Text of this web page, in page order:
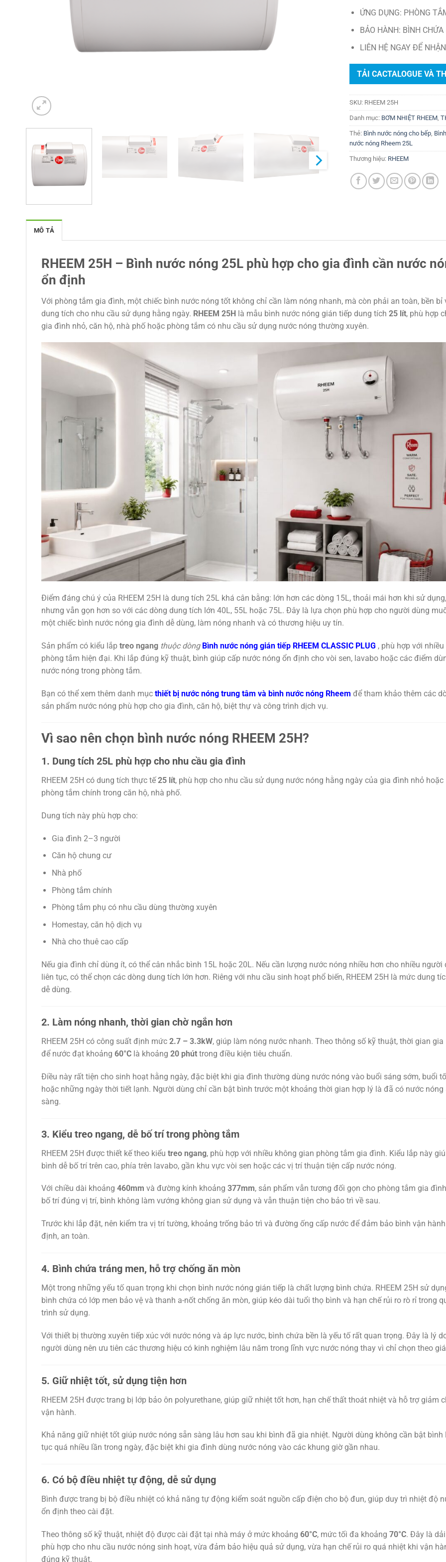
ỨNG DỤNG: PHÒNG
BẢO HÀNH: BÌNH
LIÊN HỆ NGAY ĐỂ
TẢI CACTALOGUE VÀ
SKU: RHEEM 25H
Danh mục: BƠM NHIỆT RHEEM,
Thẻ: Bình nước nóng cho bếp,
nước nóng Rheem 25L
Thương hiệu: RHEEM
MÔ TẢ
RHEEM 25H – Bình nước nóng 25L phù hợp cho gia đình cần nước
ổn định
Với phòng tắm gia đình, một chiếc bình nước nóng tốt không chỉ cần làm nóng nhanh, mà còn phải an toàn, bền bỉ
dung tích cho nhu cầu sử dụng hằng ngày. RHEEM 25H là mẫu bình nước nóng gián tiếp dung tích 25 lít, phù hợp
gia đình nhỏ, căn hộ, nhà phố hoặc phòng tắm có nhu cầu sử dụng nước nóng thường xuyên.
Điểm đáng chú ý của RHEEM 25H là dung tích 25L khá cân bằng: lớn hơn các dòng 15L, thoải mái hơn khi sử dụng,
nhưng vẫn gọn hơn so với các dòng dung tích lớn 40L, 55L hoặc 75L. Đây là lựa chọn phù hợp cho người dùng
một chiếc bình nước nóng gia đình dễ dùng, làm nóng nhanh và có thương hiệu uy tín.
Sản phẩm có kiểu lắp treo ngang thuộc dòng Bình nước nóng gián tiếp RHEEM CLASSIC PLUG , phù hợp với nhiều
phòng tắm hiện đại. Khi lắp đúng kỹ thuật, bình giúp cấp nước nóng ổn định cho vòi sen, lavabo hoặc các điểm
nước nóng trong phòng tắm.
Bạn có thể xem thêm danh mục thiết bị nước nóng trung tâm và bình nước nóng Rheem để tham khảo thêm các
sản phẩm nước nóng phù hợp cho gia đình, căn hộ, biệt thự và công trình dịch vụ.
Vì sao nên chọn bình nước nóng RHEEM 25H?
1. Dung tích 25L phù hợp cho nhu cầu gia đình
RHEEM 25H có dung tích thực tế25 lít, phù hợp cho nhu cầu sử dụng nước nóng hằng ngày của gia đình nhỏ hoặc
phòng tắm chính trong căn hộ, nhà phố.
Dung tích này phù hợp cho:
Gia đình 2–3 người
Căn hộ chung cư
Nhà phố
Phòng tắm chính
Phòng tắm phụ có nhu cầu dùng thường xuyên
Homestay, căn hộ dịch vụ
Nhà cho thuê cao cấp
Nếu gia đình chỉ dùng ít, có thể cân nhắc bình 15L hoặc 20L. Nếu cần lượng nước nóng nhiều hơn cho nhiều người
liên tục, có thể chọn các dòng dung tích lớn hơn. Riêng với nhu cầu sinh hoạt phổ biến, RHEEM 25H là mức dung
dễ dùng.
2. Làm nóng nhanh, thời gian chờ ngắn hơn
RHEEM 25H có công suất định mức 2.7 – 3.3kW, giúp làm nóng nước nhanh. Theo thông số kỹ thuật, thời gian gia
để nước đạt khoảng 60°C là khoảng 20 phút trong điều kiện tiêu chuẩn.
Điều này rất tiện cho sinh hoạt hằng ngày, đặc biệt khi gia đình thường dùng nước nóng vào buổi sáng sớm, buổi
hoặc những ngày thời tiết lạnh. Người dùng chỉ cần bật bình trước một khoảng thời gian hợp lý là đã có nước nóng
sàng.
3. Kiểu treo ngang, dễ bố trí trong phòng tắm
RHEEM 25H được thiết kế theo kiểu treo ngang, phù hợp với nhiều không gian phòng tắm gia đình. Kiểu lắp này
bình dễ bố trí trên cao, phía trên lavabo, gần khu vực vòi sen hoặc các vị trí thuận tiện cấp nước nóng.
Với chiều dài khoảng 460mm và đường kính khoảng 377mm, sản phẩm vẫn tương đối gọn cho phòng tắm gia
bố trí đúng vị trí, bình không làm vướng không gian sử dụng và vẫn thuận tiện cho bảo trì về sau.
Trước khi lắp đặt, nên kiểm tra vị trí tường, khoảng trống bảo trì và đường ống cấp nước để đảm bảo bình vận
định, an toàn.
4. Bình chứa tráng men, hỗ trợ chống ăn mòn
Một trong những yếu tố quan trọng khi chọn bình nước nóng gián tiếp là chất lượng bình chứa. RHEEM 25H sử
bình chứa có lớp men bảo vệ và thanh a-nốt chống ăn mòn, giúp kéo dài tuổi thọ bình và hạn chế rủi ro rò rỉ trong
trình sử dụng.
Với thiết bị thường xuyên tiếp xúc với nước nóng và áp lực nước, bình chứa bền là yếu tố rất quan trọng. Đây là lý
người dùng nên ưu tiên các thương hiệu có kinh nghiệm lâu năm trong lĩnh vực nước nóng thay vì chỉ chọn theo
5. Giữ nhiệt tốt, sử dụng tiện hơn
RHEEM 25H được trang bị lớp bảo ôn polyurethane, giúp giữ nhiệt tốt hơn, hạn chế thất thoát nhiệt và hỗ trợ giảm
vận hành.
Khả năng giữ nhiệt tốt giúp nước nóng sẵn sàng lâu hơn sau khi bình đã gia nhiệt. Người dùng không cần bật bình
tục quá nhiều lần trong ngày, đặc biệt khi gia đình dùng nước nóng vào các khung giờ gần nhau.
6. Có bộ điều nhiệt tự động, dễ sử dụng
Bình được trang bị bộ điều nhiệt có khả năng tự động kiểm soát nguồn cấp điện cho bộ đun, giúp duy trì nhiệt độ
ổn định theo cài đặt.
Theo thông số kỹ thuật, nhiệt độ được cài đặt tại nhà máy ở mức khoảng 60°C, mức tối đa khoảng 70°C. Đây là
phù hợp cho nhu cầu nước nóng sinh hoạt, vừa đảm bảo hiệu quả sử dụng, vừa hạn chế rủi ro quá nhiệt khi vận
đúng kỹ thuật.